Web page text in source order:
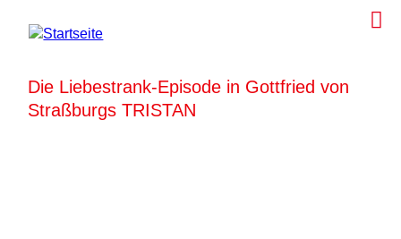
Die Liebestrank-Episode in Gottfried von
Straßburgs TRISTAN